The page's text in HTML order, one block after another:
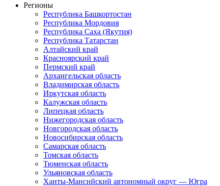
Регионы
Республика Башкортостан
Республика Мордовия
Республика Саха (Якутия)
Республика Татарстан
Алтайский край
Красноярский край
Пермский край
Архангельская область
Владимирская область
Иркутская область
Калужская область
Липецкая область
Нижегородская область
Новгородская область
Новосибирская область
Самарская область
Томская область
Тюменская область
Ульяновская область
Ханты-Мансийский автономный округ — Югра